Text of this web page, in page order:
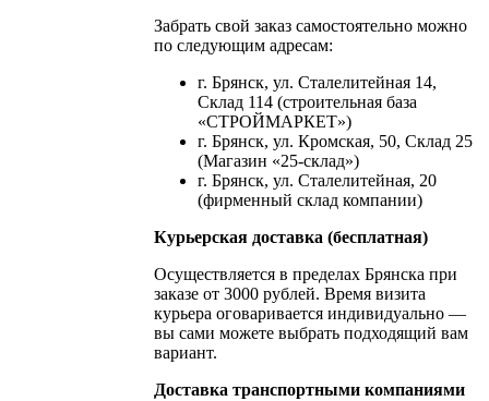
Забрать свой заказ самостоятельно можно
по следующим адресам:
г. Брянск, ул. Сталелитейная 14,
Склад 114 (строительная база
«СТРОЙМАРКЕТ»)
г. Брянск, ул. Кромская, 50, Склад 25
(Магазин «25-склад»)
г. Брянск, ул. Сталелитейная, 20
(фирменный склад компании)
Курьерская доставка (бесплатная)
Осуществляется в пределах Брянска при
заказе от 3000 рублей. Время визита
курьера оговаривается индивидуально —
вы сами можете выбрать подходящий вам
вариант.
Доставка транспортными компаниями